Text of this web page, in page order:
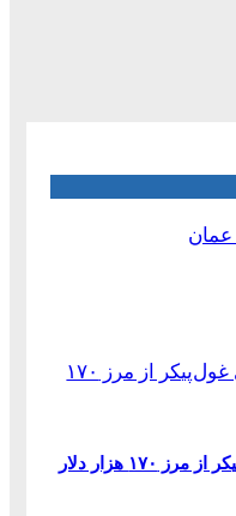
نرخ اجاره روزانه نفتکش‌های غول‌پیکر از مرز ۱۷۰ هزار دلار